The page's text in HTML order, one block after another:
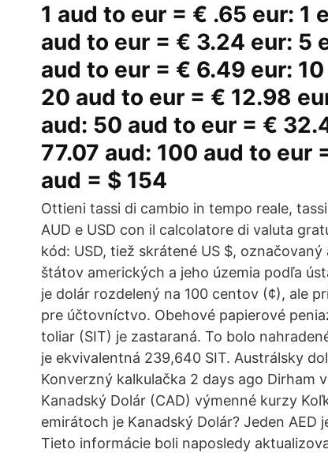
1 aud to eur = € .65 eur: 1
aud to eur = € 3.24 eur: 5
aud to eur = € 6.49 eur:
20 aud to eur = € 12.98
aud: 50 aud to eur = €
77.07 aud: 100 aud to eur
aud = $ 154
Ottieni tassi di cambio in tempo reale,
AUD e USD con il calcolatore di valuta
kód: USD, tiež skrátené US $,
štátov amerických a jeho územia podľa
je dolár rozdelený na 100 centov (¢), ale
pre účtovníctvo. Obehové papierové
toliar (SIT) je zastaraná. To bolo
je ekvivalentná 239,640 SIT. Austrálsky
Konverzný kalkulačka 2 days ago Dirham
Kanadský Dolár (CAD) výmenné kurzy
emirátoch je Kanadský Dolár? Jeden AED
Tieto informácie boli naposledy